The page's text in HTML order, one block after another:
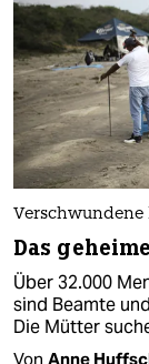
Das
Über 32.000
sind Beamte
Die Mütter
Von Anne